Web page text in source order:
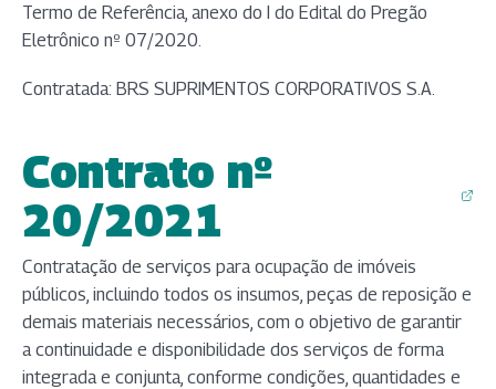
Termo de Referência, anexo do I do Edital do Pregão
Eletrônico nº 07/2020.
Contratada: BRS SUPRIMENTOS CORPORATIVOS S.A.
Contrato nº
20/2021
(abre em nova aba)
Contratação de serviços para ocupação de imóveis
públicos, incluindo todos os insumos, peças de reposição e
demais materiais necessários, com o objetivo de garantir
a continuidade e disponibilidade dos serviços de forma
integrada e conjunta, conforme condições, quantidades e